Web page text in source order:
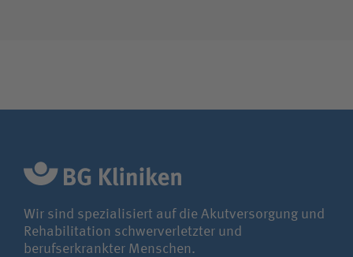
Wir sind spezialisiert auf die Akutversorgung und
Rehabilitation schwerverletzter und
berufserkrankter Menschen.